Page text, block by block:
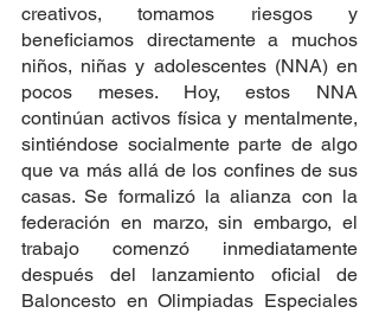
creativos, tomamos riesgos y
beneficiamos directamente a muchos
niños, niñas y adolescentes (NNA) en
pocos meses. Hoy, estos NNA
continúan activos física y mentalmente,
sintiéndose socialmente parte de algo
que va más allá de los confines de sus
casas. Se formalizó la alianza con la
federación en marzo, sin embargo, el
trabajo comenzó inmediatamente
después del lanzamiento oficial de
Baloncesto en Olimpiadas Especiales